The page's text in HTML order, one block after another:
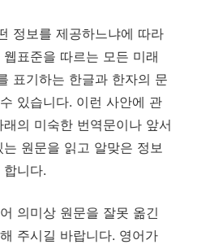
정보를 제공하느냐에 따라
표준을 따르는 모든 미래
표기하는 한글과 한자의 문
있습니다. 이런 사안에 관
의 미숙한 번역문이나 앞서
원문을 읽고 알맞은 정보
니다.
의미상 원문을 잘못 옮긴
주시길 바랍니다. 영어가